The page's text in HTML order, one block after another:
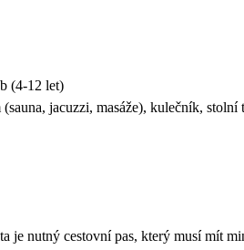
(4-12 let)
(sauna, jacuzzi, masáže), kulečník,
je nutný cestovní pas, který musí mít